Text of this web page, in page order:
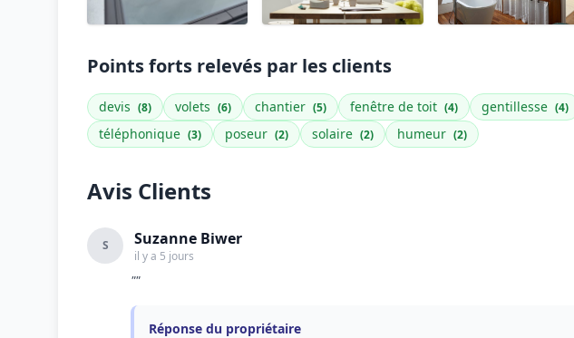
Points forts relevés par les clients
devis (8) volets (6) chantier (5) fenêtre de toit (4) gentillesse (4)
téléphonique (3) poseur (2) solaire (2) humeur (2)
Avis Clients
S Suzanne Biwer
il y a 5 jours
""
Réponse du propriétaire